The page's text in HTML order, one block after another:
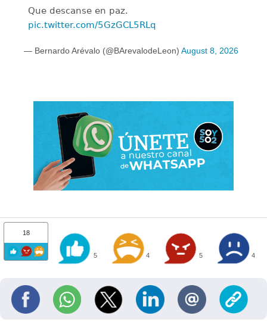
Que descanse en paz.
pic.twitter.com/5GzGCL5RLq
— Bernardo Arévalo (@BArevalodeLeon) August 8, 2026
18
5 4 5 4